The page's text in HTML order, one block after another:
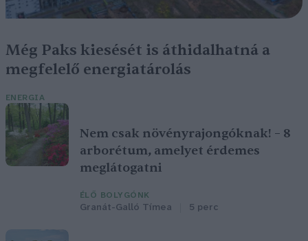
Még Paks kiesését is áthidalhatná a
megfelelő energiatárolás
ENERGIA
Nem csak növényrajongóknak! – 8
arborétum, amelyet érdemes
meglátogatni
ÉLŐ BOLYGÓNK
Granát-Galló Tímea 5 perc